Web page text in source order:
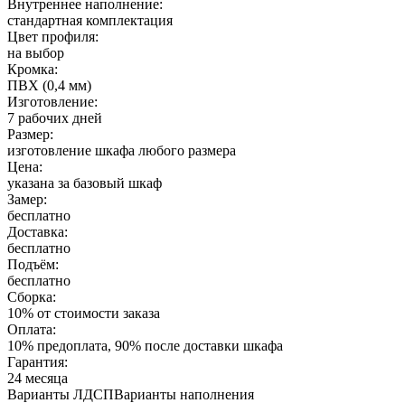
Внутреннее наполнение:
стандартная комплектация
Цвет профиля:
на выбор
Кромка:
ПВХ (0,4 мм)
Изготовление:
7 рабочих дней
Размер:
изготовление шкафа любого размера
Цена:
указана за базовый шкаф
Замер:
бесплатно
Доставка:
бесплатно
Подъём:
бесплатно
Сборка:
10% от стоимости заказа
Оплата:
10% предоплата, 90% после доставки шкафа
Гарантия:
24 месяца
Варианты ЛДСПВарианты наполнения